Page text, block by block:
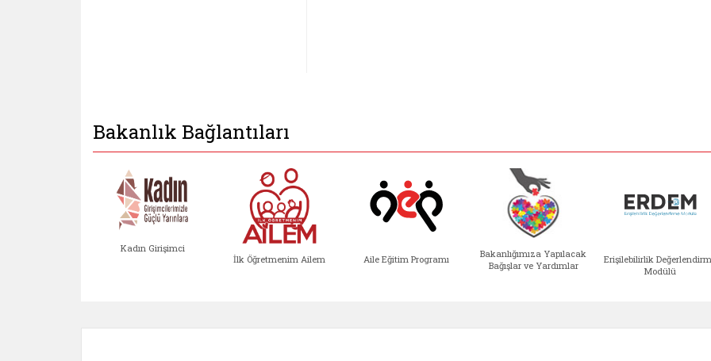
Bakanlık Bağlantıları
Kadın Girişimci
İlk Öğretmenim Ailem Aile Eğitim Programı
Bakanlığımıza Yapılacak
Bağışlar ve Yardımlar
Erişilebilirlik
Modülü